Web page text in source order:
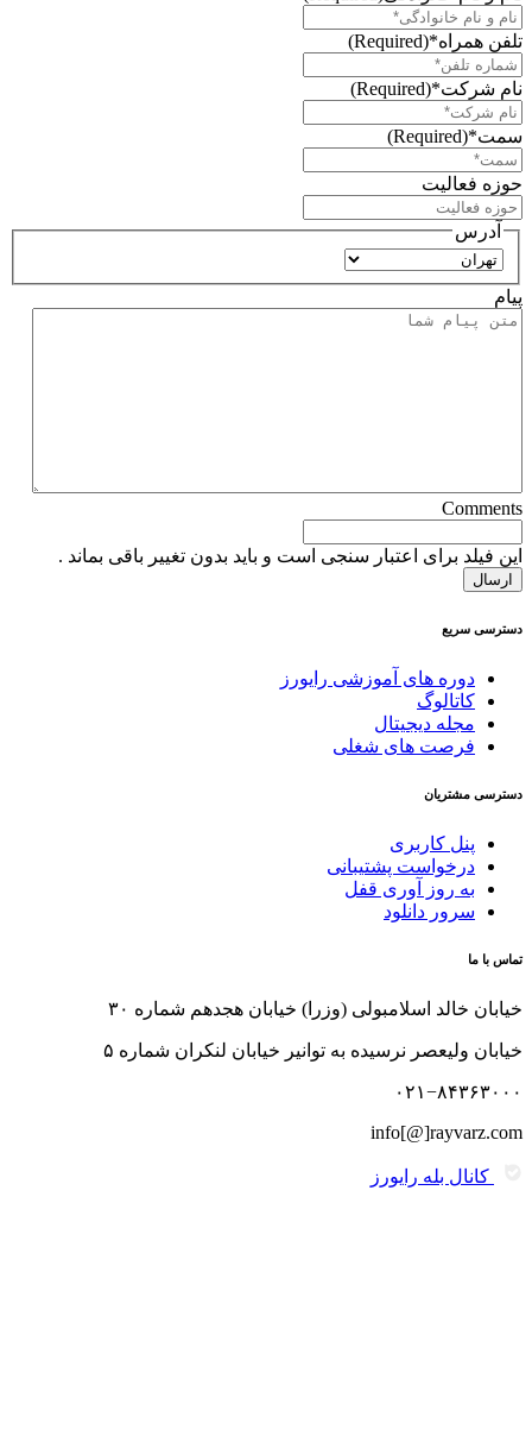
تلفن همراه*(Required)
نام شرکت*(Required)
سمت*(Required)
حوزه فعالیت
آدرس
استان
پیام
Comments
این فیلد برای اعتبار سنجی است و باید بدون تغییر باقی بماند .
دسترسی سریع
دوره های آموزشی رایورز
کاتالوگ
مجله دیجیتال
فرصت های شغلی
دسترسی مشتریان
پنل کاربری
درخواست پشتیبانی
به روز آوری قفل
سرور دانلود
تماس با ما
خیابان خالد اسلامبولی (وزرا) خیابان هجدهم شماره ۳۰
خیابان ولیعصر نرسیده به توانیر خیابان لنکران شماره ۵
۰۲۱−۸۴۳۶۳۰۰۰
info[@]rayvarz.com
کانال بله رایورز